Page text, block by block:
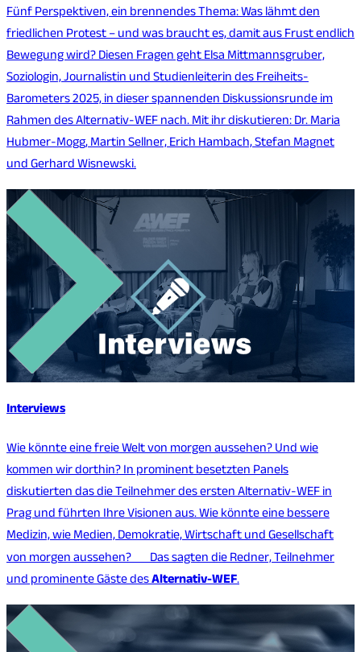
Fünf Perspektiven, ein brennendes Thema: Was lähmt den
friedlichen Protest – und was braucht es, damit aus Frust endlich
Bewegung wird? Diesen Fragen geht Elsa Mittmannsgruber,
Soziologin, Journalistin und Studienleiterin des Freiheits-
Barometers 2025, in dieser spannenden Diskussionsrunde im
Rahmen des Alternativ-WEF nach. Mit ihr diskutieren: Dr. Maria
Hubmer-Mogg, Martin Sellner, Erich Hambach, Stefan Magnet
und Gerhard Wisnewski.
Interviews
Wie könnte eine freie Welt von morgen aussehen? Und wie
kommen wir dorthin? In prominent besetzten Panels
diskutierten das die Teilnehmer des ersten Alternativ-WEF in
Prag und führten Ihre Visionen aus. Wie könnte eine bessere
Medizin, wie Medien, Demokratie, Wirtschaft und Gesellschaft
von morgen aussehen? Das sagten die Redner, Teilnehmer
und prominente Gäste desAlternativ-WEF.